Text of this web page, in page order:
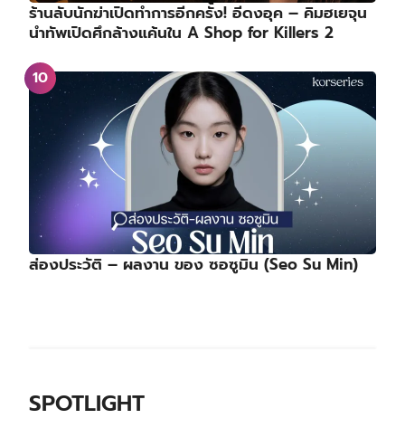
ร้านลับนักฆ่าเปิดทำการอีกครั้ง! อีดงอุค – คิมฮเยจุน
นำทัพเปิดศึกล้างแค้นใน A Shop for Killers 2
ส่องประวัติ – ผลงาน ของ ซอซูมิน (Seo Su Min)
SPOTLIGHT